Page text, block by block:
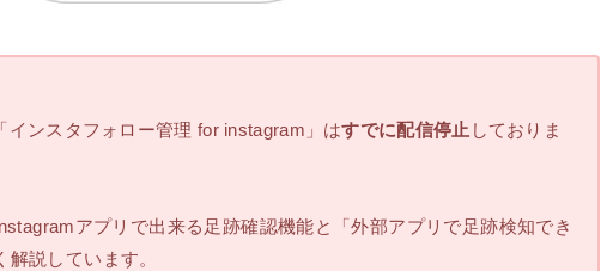
インスタフォロー管理 for instagram」はすでに配信停止 しておりま
アプリで出来る足跡確認機能と「外部アプリで足跡検知でき
説しています。